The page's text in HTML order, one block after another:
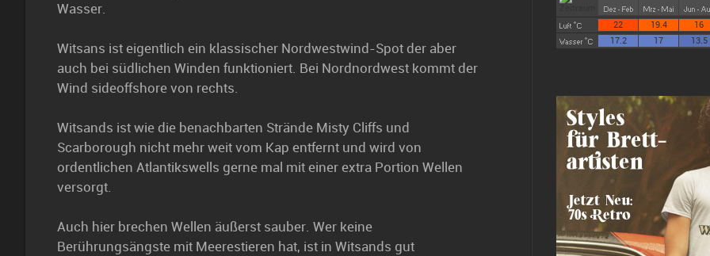
Wasser.
Witsans ist eigentlich ein klassischer Nordwestwind-Spot der aber
auch bei südlichen Winden funktioniert. Bei Nordnordwest kommt der
Wind sideoffshore von rechts.
Witsands ist wie die benachbarten Strände Misty Cliffs und
Scarborough nicht mehr weit vom Kap entfernt und wird von
ordentlichen Atlantikswells gerne mal mit einer extra Portion Wellen
versorgt.
Auch hier brechen Wellen äußerst sauber. Wer keine
Berührungsängste mit Meerestieren hat, ist in Witsands gut
22 19.4
16
17.2
17 13.5